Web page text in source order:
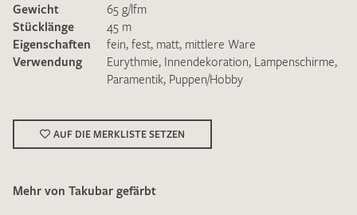
Ich bin damit einverstanden, dass meine angegebenen Daten
zur Beantwortung meiner Musteranfrage genutzt werden.
DieDatenschutzbestimmungenhabe ich zur Kenntnis
genommen und akzeptiere diese.
MUSTERANFRAGE SENDEN
Gewicht
65 g/lfm
Stücklänge
45 m
Eigenschaften
fein, fest, matt, mittlere Ware
Verwendung
Eurythmie, Innendekoration, Lampenschirme,
Paramentik, Puppen/Hobby
AUF DIE MERKLISTE SETZEN
Mehr von Takubar gefärbt